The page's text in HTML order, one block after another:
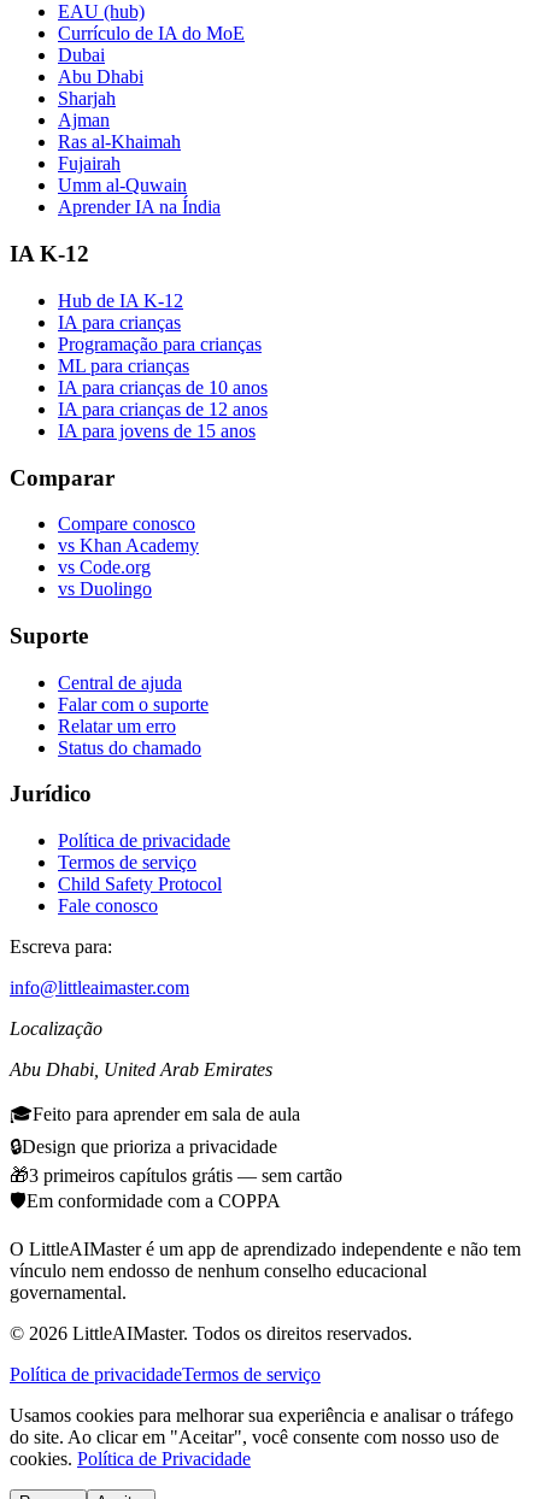
EAU (hub)
Currículo de IA do MoE
Dubai
Abu Dhabi
Sharjah
Ajman
Ras al-Khaimah
Fujairah
Umm al-Quwain
Aprender IA na Índia
IA K-12
Hub de IA K-12
IA para crianças
Programação para crianças
ML para crianças
IA para crianças de 10 anos
IA para crianças de 12 anos
IA para jovens de 15 anos
Comparar
Compare conosco
vs Khan Academy
vs Code.org
vs Duolingo
Suporte
Central de ajuda
Falar com o suporte
Relatar um erro
Status do chamado
Jurídico
Política de privacidade
Termos de serviço
Child Safety Protocol
Fale conosco
Escreva para:
info@littleaimaster.com
Localização
Abu Dhabi United Arab Emirates
🎓Feito para aprender em sala de aula
🔒Design que prioriza a privacidade
🎁3 primeiros capítulos grátis — sem cartão
🛡️Em conformidade com a COPPA
O LittleAIMaster é um app de aprendizado independente e não tem
vínculo nem endosso de nenhum conselho educacional
governamental.
© 2026 LittleAIMaster. Todos os direitos reservados.
Política de privacidadeTermos de serviço
Usamos cookies para melhorar sua experiência e analisar o tráfego
do site. Ao clicar em "Aceitar", você consente com nosso uso de
cookies. Política de Privacidade